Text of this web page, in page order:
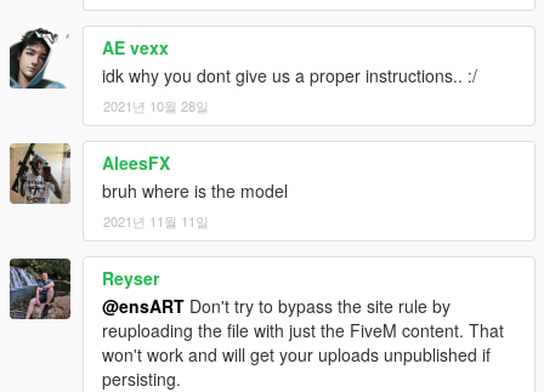
AE vexx
idk why you dont give us a proper instructions.. :/
2021년 10월 28일
AleesFX
bruh where is the model
2021년 11월 11일
Reyser
@ensART Don't try to bypass the site rule by
reuploading the file with just the FiveM content. That
won't work and will get your uploads unpublished if
persisting.